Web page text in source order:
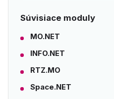
Súvisiace moduly
MO.NET
INFO.NET
RTZ.MO
Space.NET